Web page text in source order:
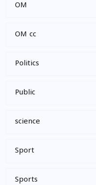
OM
OM cc
Politics
Public
science
Sport
Sports